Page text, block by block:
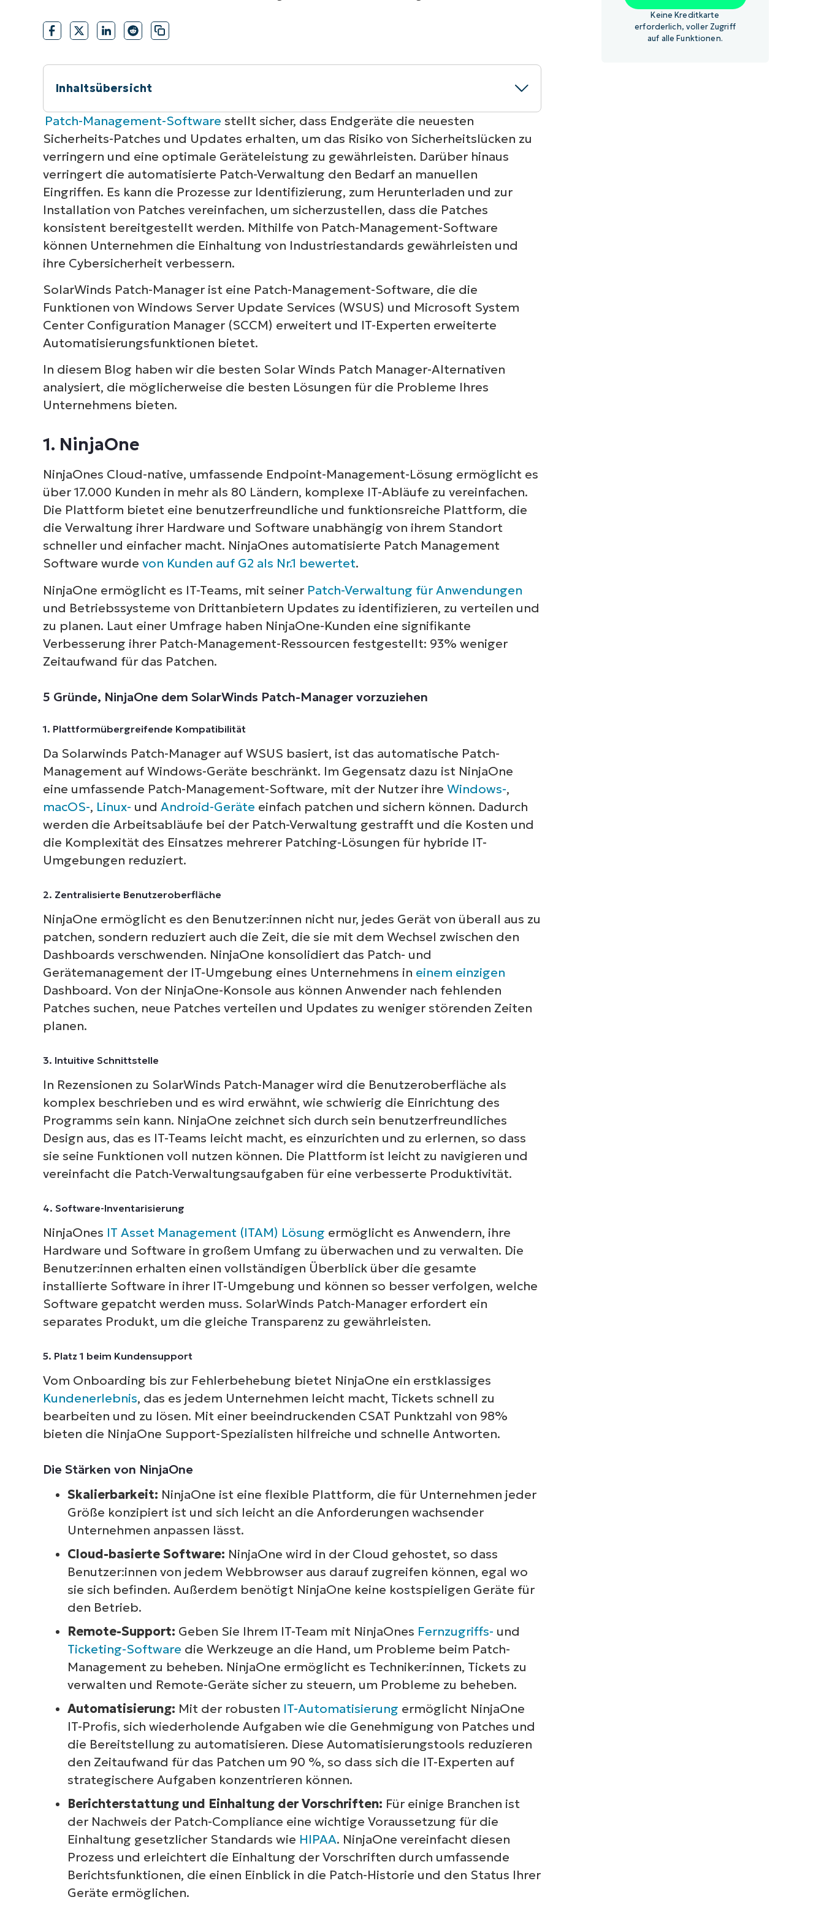
VERTRIEB KONTAKTIEREN
ROADMAP
PLATTFORM
VERTRIEB KONTAKTIEREN
VERTRIEB KONTAKTIEREN
Inhaltsübersicht
Kurzüberblick
1. NinjaOne
2. Patch My PC
3. PDQ Deploy
Analyse der SolarWinds Patch Manager-Alternativen
Patch-Management-Software stellt sicher, dass Endgeräte die neuesten
Sicherheits-Patches und Updates erhalten, um das Risiko von Sicherheitslücken zu
verringern und eine optimale Geräteleistung zu gewährleisten. Darüber hinaus
verringert die automatisierte Patch-Verwaltung den Bedarf an manuellen
Eingriffen. Es kann die Prozesse zur Identifizierung, zum Herunterladen und zur
Installation von Patches vereinfachen, um sicherzustellen, dass die Patches
konsistent bereitgestellt werden. Mithilfe von Patch-Management-Software
können Unternehmen die Einhaltung von Industriestandards gewährleisten und
ihre Cybersicherheit verbessern.
SolarWinds Patch-Manager ist eine Patch-Management-Software, die die
Funktionen von Windows Server Update Services (WSUS) und Microsoft System
Center Configuration Manager (SCCM) erweitert und IT-Experten erweiterte
Automatisierungsfunktionen bietet.
In diesem Blog haben wir die besten Solar Winds Patch Manager-Alternativen
analysiert, die möglicherweise die besten Lösungen für die Probleme Ihres
Unternehmens bieten.
1. NinjaOne
NinjaOnes Cloud-native, umfassende Endpoint-Management-Lösung ermöglicht es
über 17.000 Kunden in mehr als 80 Ländern, komplexe IT-Abläufe zu vereinfachen.
Die Plattform bietet eine benutzerfreundliche und funktionsreiche Plattform, die
die Verwaltung ihrer Hardware und Software unabhängig von ihrem Standort
schneller und einfacher macht. NinjaOnes automatisierte Patch Management
Software wurde von Kunden auf G2 als Nr.1 bewertet.
NinjaOne ermöglicht es IT-Teams, mit seiner Patch-Verwaltung für Anwendungen
und Betriebssysteme von Drittanbietern Updates zu identifizieren, zu verteilen und
zu planen. Laut einer Umfrage haben NinjaOne-Kunden eine signifikante
Verbesserung ihrer Patch-Management-Ressourcen festgestellt: 93% weniger
Zeitaufwand für das Patchen.
5 Gründe, NinjaOne dem SolarWinds Patch-Manager vorzuziehen
1. Plattformübergreifende Kompatibilität
Da Solarwinds Patch-Manager auf WSUS basiert, ist das automatische Patch-
Management auf Windows-Geräte beschränkt. Im Gegensatz dazu ist NinjaOne
eine umfassende Patch-Management-Software, mit der Nutzer ihre Windows-,
macOS-, Linux- und Android-Geräte einfach patchen und sichern können. Dadurch
werden die Arbeitsabläufe bei der Patch-Verwaltung gestrafft und die Kosten und
die Komplexität des Einsatzes mehrerer Patching-Lösungen für hybride IT-
Umgebungen reduziert.
2. Zentralisierte Benutzeroberfläche
NinjaOne ermöglicht es den Benutzer:innen nicht nur, jedes Gerät von überall aus zu
patchen, sondern reduziert auch die Zeit, die sie mit dem Wechsel zwischen den
Dashboards verschwenden. NinjaOne konsolidiert das Patch- und
Gerätemanagement der IT-Umgebung eines Unternehmens in einem einzigen
Dashboard. Von der NinjaOne-Konsole aus können Anwender nach fehlenden
Patches suchen, neue Patches verteilen und Updates zu weniger störenden Zeiten
planen.
3. Intuitive Schnittstelle
In Rezensionen zu SolarWinds Patch-Manager wird die Benutzeroberfläche als
komplex beschrieben und es wird erwähnt, wie schwierig die Einrichtung des
Programms sein kann. NinjaOne zeichnet sich durch sein benutzerfreundliches
Design aus, das es IT-Teams leicht macht, es einzurichten und zu erlernen, so dass
sie seine Funktionen voll nutzen können. Die Plattform ist leicht zu navigieren und
vereinfacht die Patch-Verwaltungsaufgaben für eine verbesserte Produktivität.
4. Software-Inventarisierung
NinjaOnes IT Asset Management (ITAM) Lösung ermöglicht es Anwendern, ihre
Hardware und Software in großem Umfang zu überwachen und zu verwalten. Die
Benutzer:innen erhalten einen vollständigen Überblick über die gesamte
installierte Software in ihrer IT-Umgebung und können so besser verfolgen, welche
Software gepatcht werden muss. SolarWinds Patch-Manager erfordert ein
separates Produkt, um die gleiche Transparenz zu gewährleisten.
5. Platz 1 beim Kundensupport
Vom Onboarding bis zur Fehlerbehebung bietet NinjaOne ein erstklassiges
Kundenerlebnis, das es jedem Unternehmen leicht macht, Tickets schnell zu
bearbeiten und zu lösen. Mit einer beeindruckenden CSAT Punktzahl von 98%
bieten die NinjaOne Support-Spezialisten hilfreiche und schnelle Antworten.
Die Stärken von NinjaOne
Skalierbarkeit: NinjaOne ist eine flexible Plattform, die für Unternehmen jeder
Größe konzipiert ist und sich leicht an die Anforderungen wachsender
Unternehmen anpassen lässt.
Cloud-basierte Software: NinjaOne wird in der Cloud gehostet, so dass
Benutzer:innen von jedem Webbrowser aus darauf zugreifen können, egal wo
sie sich befinden. Außerdem benötigt NinjaOne keine kostspieligen Geräte für
den Betrieb.
Remote-Support: Geben Sie Ihrem IT-Team mit NinjaOnes Fernzugriffs- und
Ticketing-Software die Werkzeuge an die Hand, um Probleme beim Patch-
Management zu beheben. NinjaOne ermöglicht es Techniker:innen, Tickets zu
verwalten und Remote-Geräte sicher zu steuern, um Probleme zu beheben.
Automatisierung: Mit der robusten IT-Automatisierung ermöglicht NinjaOne
IT-Profis, sich wiederholende Aufgaben wie die Genehmigung von Patches und
die Bereitstellung zu automatisieren. Diese Automatisierungstools reduzieren
den Zeitaufwand für das Patchen um 90 %, so dass sich die IT-Experten auf
strategischere Aufgaben konzentrieren können.
Berichterstattung und Einhaltung der Vorschriften: Für einige Branchen ist
der Nachweis der Patch-Compliance eine wichtige Voraussetzung für die
Einhaltung gesetzlicher Standards wie HIPAA. NinjaOne vereinfacht diesen
Prozess und erleichtert die Einhaltung der Vorschriften durch umfassende
Berichtsfunktionen, die einen Einblick in die Patch-Historie und den Status Ihrer
Geräte ermöglichen.
Keine Kreditkarte
erforderlich, voller Zugriff
auf alle Funktionen.
Sehen Sie sich unsere On-Demand-Demos an und
erfahren Sie, wie NinjaOne IT-Aufgaben wie Endpunkt-
Management, Patching, MDM, Ticketing und mehr
vereinfacht